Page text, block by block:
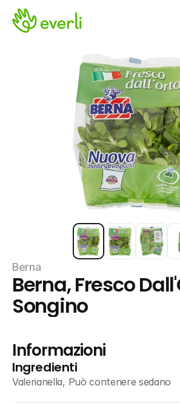
Berna
Berna, Fresco
Songino
Informazioni
Ingredienti
Valerianella, Può contenere sedano